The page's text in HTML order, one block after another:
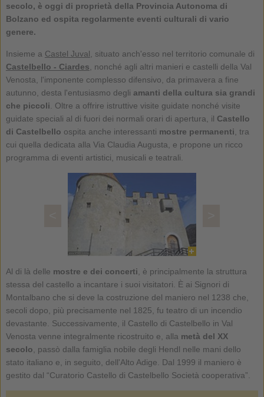
secolo, è oggi di proprietà della Provincia Autonoma di
Bolzano ed ospita regolarmente eventi culturali di vario
genere.
Insieme a Castel Juval , situato anch'esso nel territorio comunale di
Castelbello - Ciardes , nonché agli altri manieri e castelli della Val
Venosta, l'imponente complesso difensivo, da primavera a fine
autunno, desta l'entusiasmo degli amanti della cultura sia grandi
che piccoli . Oltre a offrire istruttive visite guidate nonché visite
guidate speciali al di fuori dei normali orari di apertura, il Castello
di Castelbello ospita anche interessanti mostre permanenti , tra
cui quella dedicata alla Via Claudia Augusta, e propone un ricco
programma di eventi artistici, musicali e teatrali.
Al di là delle mostre e dei concerti , è principalmente la struttura
stessa del castello a incantare i suoi visitatori. È ai Signori di
Montalbano che si deve la costruzione del maniero nel 1238 che,
secoli dopo, più precisamente nel 1825, fu teatro di un incendio
devastante. Successivamente, il Castello di Castelbello in Val
Venosta venne integralmente ricostruito e, alla metà del XX
secolo , passò dalla famiglia nobile degli Hendl nelle mani dello
stato italiano e, in seguito, dell'Alto Adige. Dal 1999 il maniero è
gestito dal “Curatorio Castello di Castelbello Società cooperativa”.